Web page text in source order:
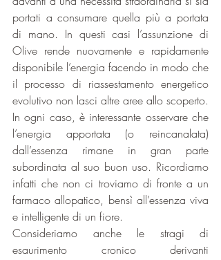
portati a consumare quella più a portata
di mano. In questi casi l’assunzione di
Olive rende nuovamente e rapidamente
disponibile l’energia facendo in modo che
il processo di riassestamento energetico
evolutivo non lasci altre aree allo scoperto.
In ogni caso, è interessante osservare che
l’energia apportata (o reincanalata)
dall’essenza rimane in gran parte
subordinata al suo buon uso. Ricordiamo
infatti che non ci troviamo di fronte a un
farmaco allopatico, bensì all’essenza viva
e intelligente di un fiore.
Consideriamo anche le stragi di
esaurimento cronico derivanti